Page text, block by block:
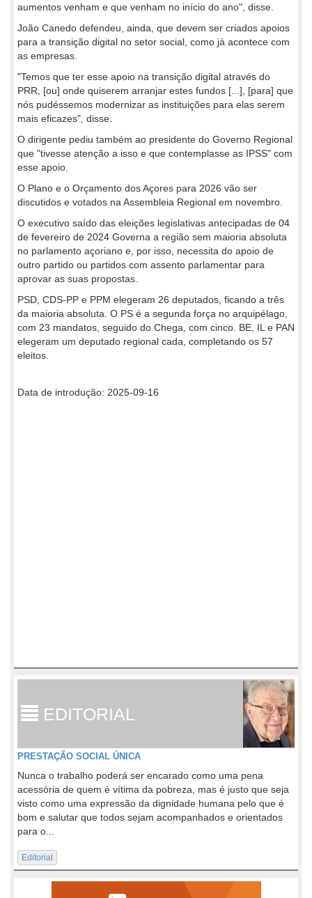
aumentos venham e que venham no início do ano", disse.
João Canedo defendeu, ainda, que devem ser criados apoios
para a transição digital no setor social, como já acontece com
as empresas.
"Temos que ter esse apoio na transição digital através do
PRR, [ou] onde quiserem arranjar estes fundos [...], [para] que
nós pudéssemos modernizar as instituições para elas serem
mais eficazes", disse.
O dirigente pediu também ao presidente do Governo Regional
que "tivesse atenção a isso e que contemplasse as IPSS" com
esse apoio.
O Plano e o Orçamento dos Açores para 2026 vão ser
discutidos e votados na Assembleia Regional em novembro.
O executivo saído das eleições legislativas antecipadas de 04
de fevereiro de 2024 Governa a região sem maioria absoluta
no parlamento açoriano e, por isso, necessita do apoio de
outro partido ou partidos com assento parlamentar para
aprovar as suas propostas.
PSD, CDS-PP e PPM elegeram 26 deputados, ficando a três
da maioria absoluta. O PS é a segunda força no arquipélago,
com 23 mandatos, seguido do Chega, com cinco. BE, IL e PAN
elegeram um deputado regional cada, completando os 57
eleitos.
Data de introdução: 2025-09-16
EDITORIAL
PRESTAÇÃO SOCIAL ÚNICA
Nunca o trabalho poderá ser encarado como uma pena
acessória de quem é vítima da pobreza, mas é justo que seja
visto como uma expressão da dignidade humana pelo que é
bom e salutar que todos sejam acompanhados e orientados
para o...
Editorial